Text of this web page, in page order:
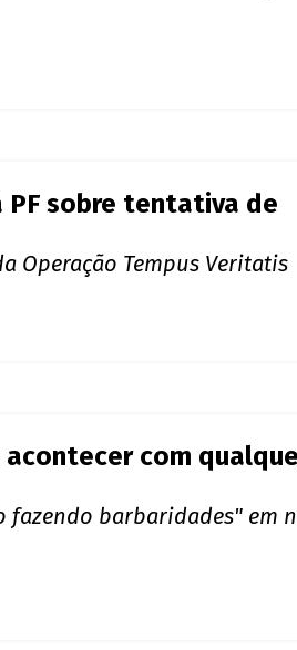
PF sobre tentativa de
Operação Tempus Veritatis
com
fazendo barbaridades" em